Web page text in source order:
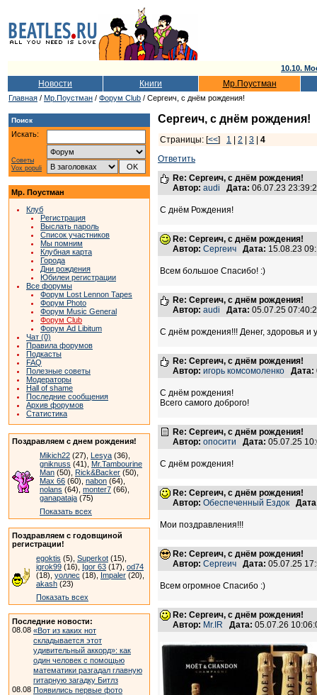
10.10.
Новости Книги Мр.Поустман
Главная / Мр.Поустман / Форум Club / Сергеич, с днём рождения!
Поиск
Искать:
Советы
Vox populi
Мр. Поустман
Клуб
Регистрация
Выслать пароль
Список участников
Мы помним
Клубная карта
Города
Дни рождения
Юбилеи регистрации
Все форумы
Форум Lost Lennon Tapes
Форум Photo
Форум Music General
Форум Club
Форум Ad Libitum
Чат (0)
Правила форумов
Подкасты
FAQ
Полезные советы
Модераторы
Hall of shame
Последние сообщения
Архив форумов
Статистика
Поздравляем с днем рождения!
Mikich22 (27), Lesya (36),
gniknuss (41), Mr.Tambourine
Man (50), Rick&Backer (50),
Max 66 (60), nabon (64),
nolans (64), monter7 (66),
ganapataja (75)
Показать всех
Поздравляем с годовщиной
регистрации!
egoktis (5), Superkot (15),
igrok99 (16), Igor 63 (17), od74
(18), уоллес (18), Impaler (20),
akash (23)
Показать всех
Последние новости:
08.08 «Вот из каких нот
складывается этот
удивительный аккорд»: как
один человек с помощью
математики разгадал главную
гитарную загадку Битлз
08.08 Появились первые фото
Сергеич, с днём рождения!
Страницы: [<<] 1 2 3
4
Ответить
Re: Сергеич, с днём рождения!
Автор: audi Дата: 06.07.23
С днём Рождения!
Re: Сергеич, с днём рождения!
Автор: Сергеич Дата: 15.08.23
Всем большое Спасибо! :)
Re: Сергеич, с днём рождения!
Автор: audi Дата: 05.07.25
С днём рождения!!! Денег, здоровья и
Re: Сергеич, с днём рождения!
Автор: игорь комсомоленко Дата:
С днём рождения!
Всего самого доброго!
Re: Сергеич, с днём рождения!
Автор: опосити Дата: 05.07.25
С днём рождения!
Re: Сергеич, с днём рождения!
Автор: Обеспеченный Ездок
Мои поздравления!!!
Re: Сергеич, с днём рождения!
Автор: Сергеич Дата: 05.07.25
Всем огромное Спасибо :)
Re: Сергеич, с днём рождения!
Автор: Mr.IR Дата: 05.07.26